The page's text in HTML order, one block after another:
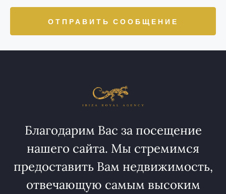
ОТПРАВИТЬ СООБЩЕНИЕ
Благодарим Вас за посещение
нашего сайта. Мы стремимся
предоставить Вам недвижимость,
отвечающую самым высоким